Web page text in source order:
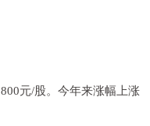
元/股。今年来涨幅上涨